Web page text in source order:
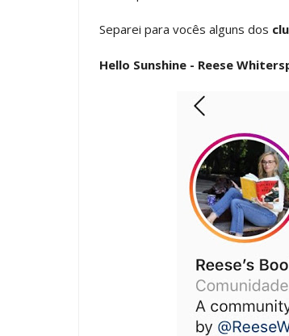
Separei para vocês alguns dos
Hello Sunshine - Reese